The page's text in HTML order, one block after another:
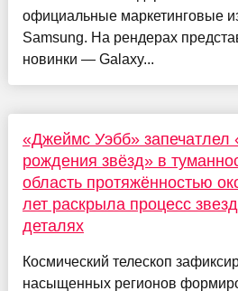
официальные маркетинговые
Samsung. На рендерах
новинки — Galaxy...
«Джеймс Уэбб» запечатлел
рождения звёзд» в
область протяжённостью
лет раскрыла процесс
деталях
Космический телескоп
насыщенных регионов